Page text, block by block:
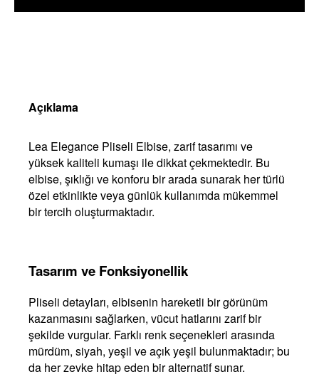
Açıklama
Lea Elegance Pliseli Elbise, zarif tasarımı ve
yüksek kaliteli kumaşı ile dikkat çekmektedir. Bu
elbise, şıklığı ve konforu bir arada sunarak her türlü
özel etkinlikte veya günlük kullanımda mükemmel
bir tercih oluşturmaktadır.
Tasarım ve Fonksiyonellik
Pliseli detayları, elbisenin hareketli bir görünüm
kazanmasını sağlarken, vücut hatlarını zarif bir
şekilde vurgular. Farklı renk seçenekleri arasında
mürdüm, siyah, yeşil ve açık yeşil bulunmaktadır; bu
da her zevke hitap eden bir alternatif sunar.